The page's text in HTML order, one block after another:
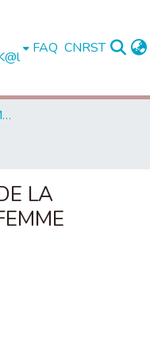
FAQ CNRST
Université Cadi Ayyad - Marrakech
LA